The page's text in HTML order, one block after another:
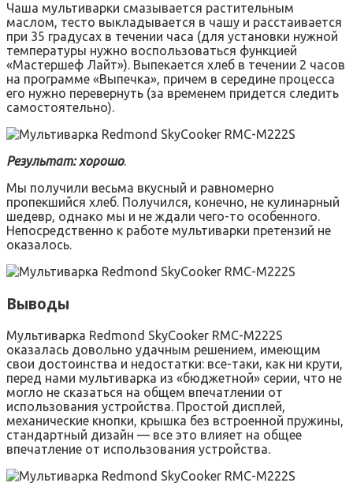
Чаша мультиварки смазывается растительным
маслом, тесто выкладывается в чашу и расстаивается
при 35 градусах в течении часа (для установки нужной
температуры нужно воспользоваться функцией
«Мастершеф Лайт»). Выпекается хлеб в течении 2 часов
на программе «Выпечка», причем в середине процесса
его нужно перевернуть (за временем придется следить
самостоятельно).
Результат: хорошо.
Мы получили весьма вкусный и равномерно
пропекшийся хлеб. Получился, конечно, не кулинарный
шедевр, однако мы и не ждали чего-то особенного.
Непосредственно к работе мультиварки претензий не
оказалось.
Выводы
Мультиварка Redmond SkyCooker RMC-M222S
оказалась довольно удачным решением, имеющим
свои достоинства и недостатки: все-таки, как ни крути,
перед нами мультиварка из «бюджетной» серии, что не
могло не сказаться на общем впечатлении от
использования устройства. Простой дисплей,
механические кнопки, крышка без встроенной пружины,
стандартный дизайн — все это влияет на общее
впечатление от использования устройства.